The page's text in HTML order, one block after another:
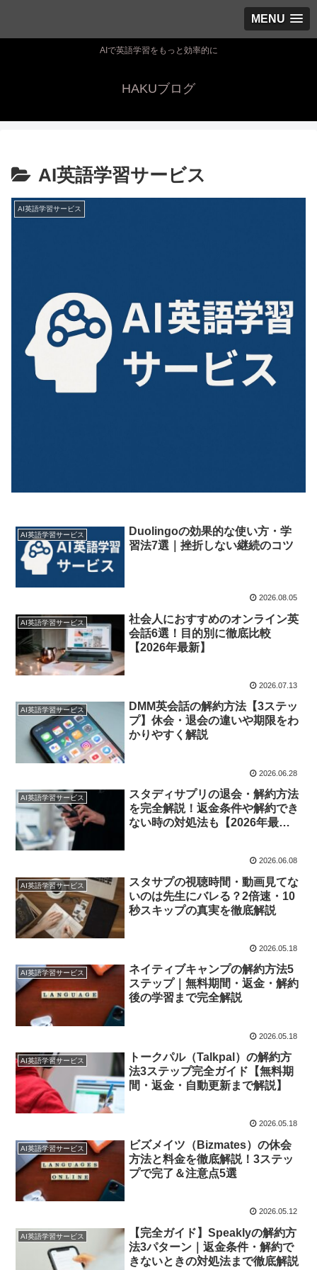
MENU
AIで英語学習をもっと効率的に
HAKUブログ
AI英語学習サービス
AI英語学習サービス
AI英語学習サービス
Duolingoの効果的な使い方・学
習法7選｜挫折しない継続のコツ
2026.08.05
AI英語学習サービス
社会人におすすめのオンライン英
会話6選！目的別に徹底比較
【2026年最新】
2026.07.13
AI英語学習サービス
DMM英会話の解約方法【3ステッ
プ】休会・退会の違いや期限をわ
かりやすく解説
2026.06.28
AI英語学習サービス
スタディサプリの退会・解約方法
を完全解説！返金条件や解約でき
ない時の対処法も【2026年最新
2026.06.08
AI英語学習サービス
スタサプの視聴時間・動画見てな
いのは先生にバレる？2倍速・10
秒スキップの真実を徹底解説
2026.05.18
AI英語学習サービス
ネイティブキャンプの解約方法5
ステップ｜無料期間・返金・解約
後の学習まで完全解説
2026.05.18
AI英語学習サービス
トークパル（Talkpal）の解約方
法3ステップ完全ガイド【無料期
間・返金・自動更新まで解説】
2026.05.18
AI英語学習サービス
ビズメイツ（Bizmates）の休会
方法と料金を徹底解説！3ステッ
プで完了＆注意点5選
2026.05.12
AI英語学習サービス
【完全ガイド】Speaklyの解約方
法3パターン｜返金条件・解約で
きないときの対処法まで徹底解説